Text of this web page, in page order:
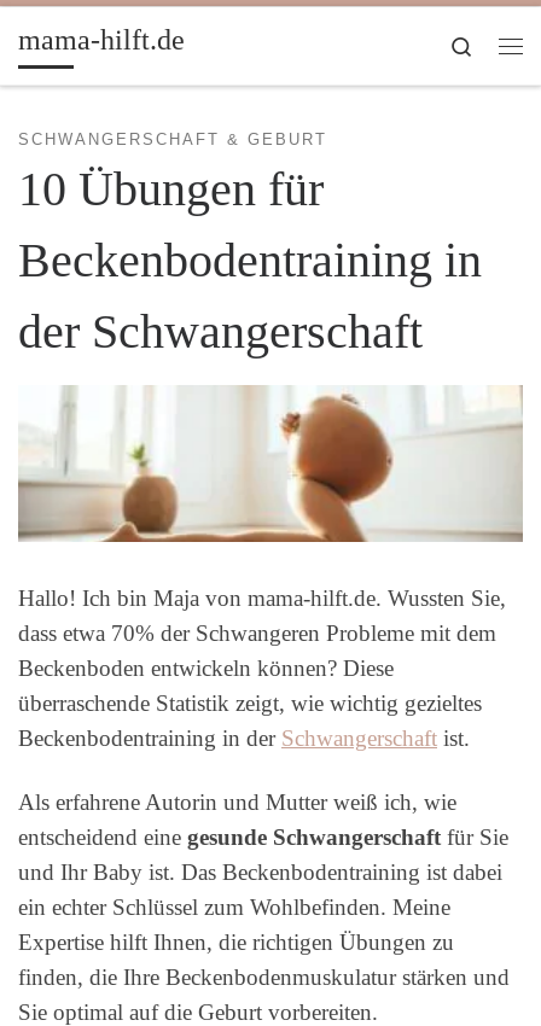
Zum Inhalt springen
mama-hilft.de
Search
SCHWANGERSCHAFT & GEBURT
10 Übungen für
Beckenbodentraining in
der Schwangerschaft
Hallo! Ich bin Maja von mama-hilft.de. Wussten Sie,
dass etwa 70% der Schwangeren Probleme mit dem
Beckenboden entwickeln können? Diese
überraschende Statistik zeigt, wie wichtig gezieltes
Beckenbodentraining in der Schwangerschaft ist.
Als erfahrene Autorin und Mutter weiß ich, wie
entscheidend eine gesunde Schwangerschaft für Sie
und Ihr Baby ist. Das Beckenbodentraining ist dabei
ein echter Schlüssel zum Wohlbefinden. Meine
Expertise hilft Ihnen, die richtigen Übungen zu
finden, die Ihre Beckenbodenmuskulatur stärken und
Sie optimal auf die Geburt vorbereiten.